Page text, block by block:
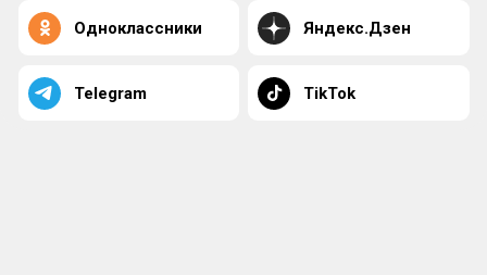
Одноклассники Яндекс.Дзен
Telegram TikTok